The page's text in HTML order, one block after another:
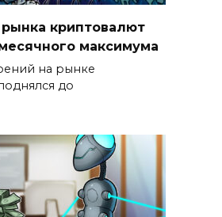
криптовалют
максимума
на рынке
до